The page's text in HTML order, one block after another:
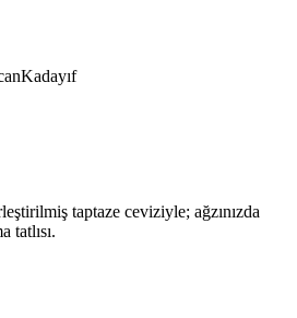
Kadayıf
taptaze ceviziyle; ağzınızda
tatlısı.